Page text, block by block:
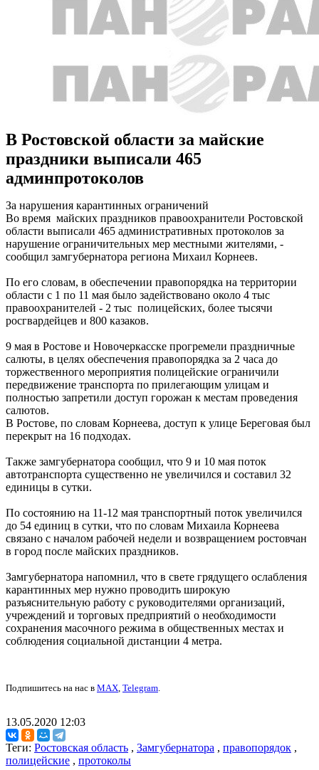
В Ростовской области за майские
праздники выписали 465
админпротоколов
За нарушения карантинных ограничений
Во время майских праздников правоохранители Ростовской
области выписали 465 административных протоколов за
нарушение ограничительных мер местными жителями, -
сообщил замгубернатора региона Михаил Корнеев.
По его словам, в обеспечении правопорядка на территории
области с 1 по 11 мая было задействовано около 4 тыс
правоохранителей - 2 тыс полицейских, более тысячи
росгвардейцев и 800 казаков.
9 мая в Ростове и Новочеркасске прогремели праздничные
салюты, в целях обеспечения правопорядка за 2 часа до
торжественного мероприятия полицейские ограничили
передвижение транспорта по прилегающим улицам и
полностью запретили доступ горожан к местам проведения
салютов.
В Ростове, по словам Корнеева, доступ к улице Береговая был
перекрыт на 16 подходах.
Также замгубернатора сообщил, что 9 и 10 мая поток
автотранспорта существенно не увеличился и составил 32
единицы в сутки.
По состоянию на 11-12 мая транспортный поток увеличился
до 54 единиц в сутки, что по словам Михаила Корнеева
связано с началом рабочей недели и возвращением ростовчан
в город после майских праздников.
Замгубернатора напомнил, что в свете грядущего ослабления
карантинных мер нужно проводить широкую
разъяснительную работу с руководителями организаций,
учреждений и торговых предприятий о необходимости
сохранения масочного режима в общественных местах и
соблюдения социальной дистанции 4 метра.
Подпишитесь на нас в MAX, Telegram.
13.05.2020 12:03
Теги: Ростовская область , Замгубернатора , правопорядок ,
полицейские , протоколы